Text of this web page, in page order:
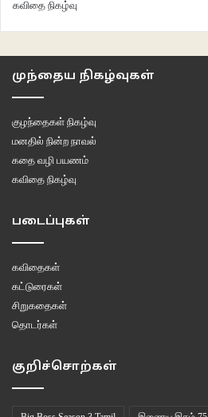
கவிதை நிகழ்வு
முந்தைய நிகழ்வுகள்
குழந்தைகள் நிகழ்வு
மனதில் நின்ற நாவல்
கதை வழி பயணம்
கவிதை நிகழ்வு
படைப்புகள்
கவிதைகள்
கட்டுரைகள்
சிறுகதைகள்
தொடர்கள்
குறிச்சொற்கள்